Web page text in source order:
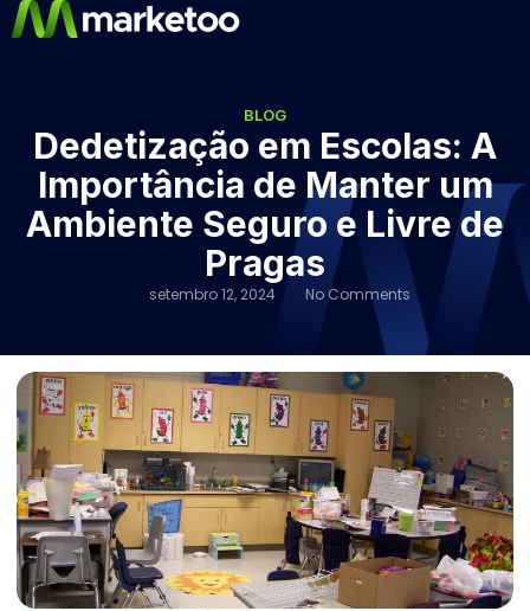
BLOG
Dedetização em Escolas: A
Importância de Manter um
Ambiente Seguro e Livre de
Pragas
setembro 12, 2024 No Comments